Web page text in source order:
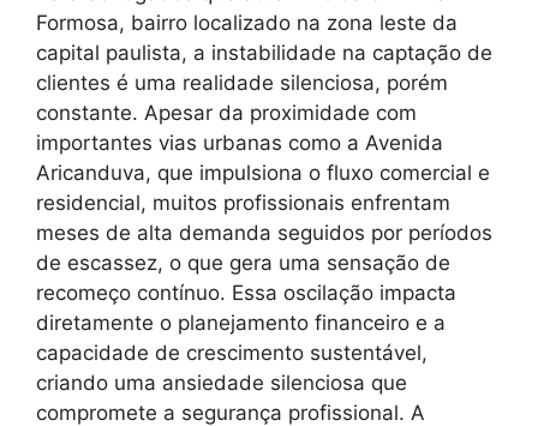
Formosa, bairro localizado na zona leste da
capital paulista, a instabilidade na captação de
clientes é uma realidade silenciosa, porém
constante. Apesar da proximidade com
importantes vias urbanas como a Avenida
Aricanduva, que impulsiona o fluxo comercial e
residencial, muitos profissionais enfrentam
meses de alta demanda seguidos por períodos
de escassez, o que gera uma sensação de
recomeço contínuo. Essa oscilação impacta
diretamente o planejamento financeiro e a
capacidade de crescimento sustentável,
criando uma ansiedade silenciosa que
compromete a segurança profissional. A